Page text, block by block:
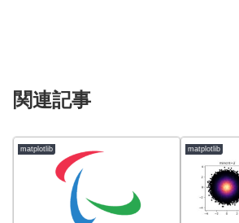
関連記事
matplotlib matplotlib